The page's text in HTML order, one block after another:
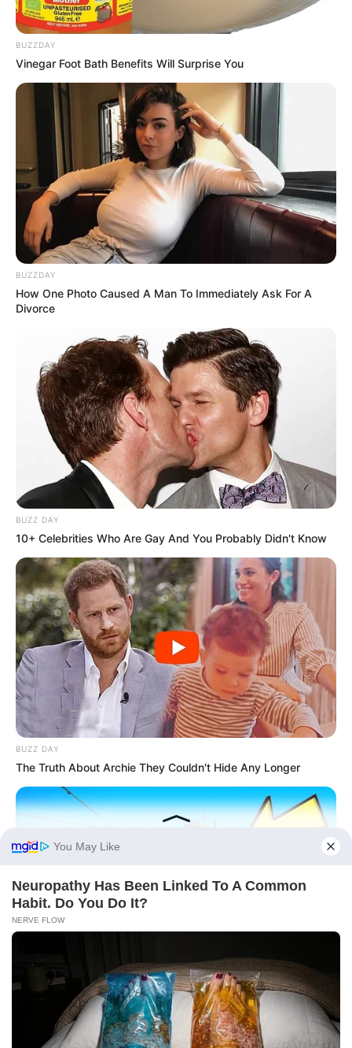
BUZZDAY
Vinegar Foot Bath Benefits Will Surprise You
BUZZDAY
How One Photo Caused A Man To Immediately Ask For A
Divorce
BUZZ DAY
10+ Celebrities Who Are Gay And You Probably Didn't Know
BUZZ DAY
The Truth About Archie They Couldn't Hide Any Longer
BUZZDAY
The Desert Mystery: Why Is There A Sub In Arizona?